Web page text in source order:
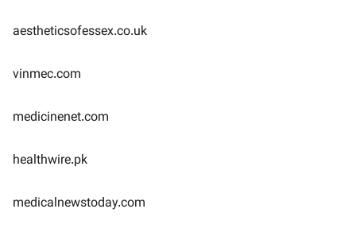
aestheticsofessex.co.uk
vinmec.com
medicinenet.com
healthwire.pk
medicalnewstoday.com